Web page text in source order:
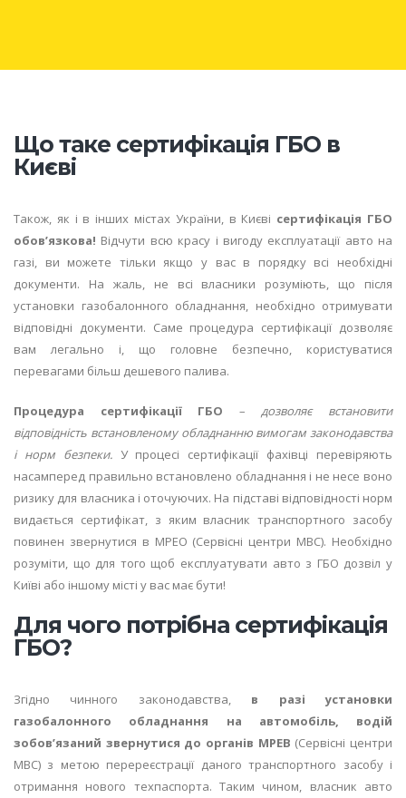
Що таке сертифікація ГБО в
Києві
Також, як і в інших містах України, в Києві сертифікація ГБО
обов’язкова! Відчути всю красу і вигоду експлуатації авто на
газі, ви можете тільки якщо у вас в порядку всі необхідні
документи. На жаль, не всі власники розуміють, що після
установки газобалонного обладнання, необхідно отримувати
відповідні документи. Саме процедура сертифікації дозволяє
вам легально і, що головне безпечно, користуватися
перевагами більш дешевого палива.
Процедура сертифікації ГБО –дозволяє встановити
відповідність встановленому обладнанню вимогам законодавства
і норм безпеки.У процесі сертифікації фахівці перевіряють
насамперед правильно встановлено обладнання і не несе воно
ризику для власника і оточуючих. На підставі відповідності норм
видається сертифікат, з яким власник транспортного засобу
повинен звернутися в МРЕО (Сервісні центри МВС). Необхідно
розуміти, що для того щоб експлуатувати авто з ГБО дозвіл у
Київі або іншому місті у вас має бути!
Для чого потрібна сертифікація
ГБО?
Згідно чинного законодавства, в разі установки
газобалонного обладнання на автомобіль, водій
зобов’язаний звернутися до органів МРЕВ (Сервісні центри
МВС) з метою перереєстрації даного транспортного засобу і
отримання нового техпаспорта. Таким чином, власник авто